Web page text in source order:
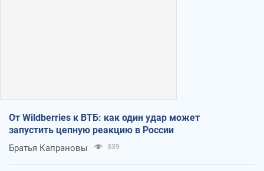
От Wildberries к ВТБ: как один удар может
запустить цепную реакцию в России
Братья Капрановы 339